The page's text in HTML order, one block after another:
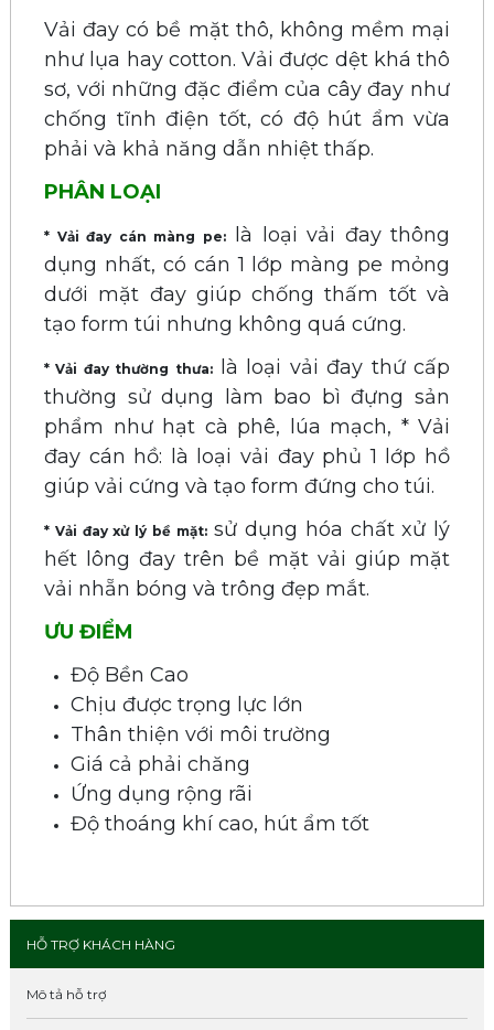
Vải đay có bề mặt thô, không mềm mại
như lụa hay cotton. Vải được dệt khá thô
sơ, với những đặc điểm của cây đay như
chống tĩnh điện tốt, có độ hút ẩm vừa
phải và khả năng dẫn nhiệt thấp.
PHÂN LOẠI
* Vải đay cán màng pe:là loại vải đay thông
dụng nhất, có cán 1 lớp màng pe mỏng
dưới mặt đay giúp chống thấm tốt và
tạo form túi nhưng không quá cứng.
* Vải đay thường thưa:là loại vải đay thứ cấp
thường sử dụng làm bao bì đựng sản
phẩm như hạt cà phê, lúa mạch, * Vải
đay cán hồ: là loại vải đay phủ 1 lớp hồ
giúp vải cứng và tạo form đứng cho túi.
* Vải đay xử lý bề mặt:sử dụng hóa chất xử lý
hết lông đay trên bề mặt vải giúp mặt
vải nhẵn bóng và trông đẹp mắt.
ƯU ĐIỂM
Độ Bền Cao
Chịu được trọng lực lớn
Thân thiện với môi trường
Giá cả phải chăng
Ứng dụng rộng rãi
Độ thoáng khí cao, hút ẩm tốt
HỖ TRỢ KHÁCH HÀNG
Mô tả hỗ trợ